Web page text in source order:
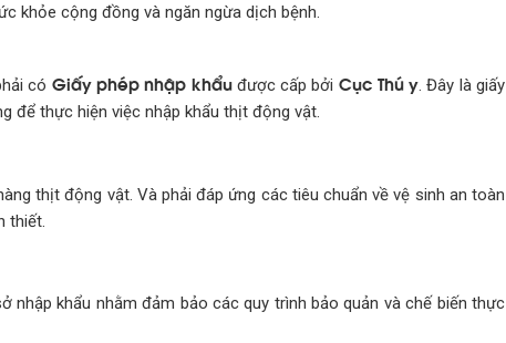
khỏe cộng đồng và ngăn ngừa dịch bệnh.
có Giấy phép nhập khẩuđược cấp bởi Cục Thú y. Đây là giấy
để thực hiện việc nhập khẩu thịt động vật.
thịt động vật. Và phải đáp ứng các tiêu chuẩn về vệ sinh an toàn
thiết.
khẩu nhằm đảm bảo các quy trình bảo quản và chế biến thực